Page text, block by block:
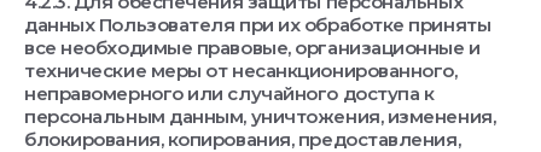
данных Пользователя при их обработке приняты
все необходимые правовые, организационные и
технические меры от несанкционированного,
неправомерного или случайного доступа к
персональным данным, уничтожения, изменения,
блокирования, копирования, предоставления,